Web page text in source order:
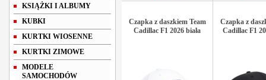
KSIĄŻKI I ALBUMY
KUBKI
KURTKI WIOSENNE
KURTKI ZIMOWE
MODELE
SAMOCHODÓW
Czapka z daszkiem Team
Cadillac F1 2026 biała
Czapka z
Cadillac F1